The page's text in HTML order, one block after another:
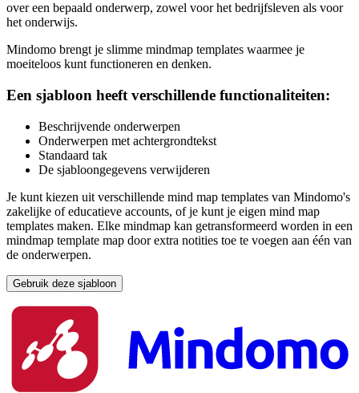
over een bepaald onderwerp, zowel voor het bedrijfsleven als voor
het onderwijs.
Mindomo brengt je slimme mindmap templates waarmee je
moeiteloos kunt functioneren en denken.
Een sjabloon heeft verschillende functionaliteiten:
Beschrijvende onderwerpen
Onderwerpen met achtergrondtekst
Standaard tak
De sjabloongegevens verwijderen
Je kunt kiezen uit verschillende mind map templates van Mindomo's
zakelijke of educatieve accounts, of je kunt je eigen mind map
templates maken. Elke mindmap kan getransformeerd worden in een
mindmap template map door extra notities toe te voegen aan één van
de onderwerpen.
Gebruik deze sjabloon